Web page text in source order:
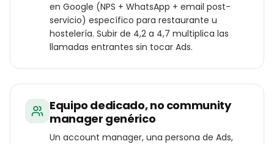
en Google (NPS + WhatsApp + email post-
servicio) específico para restaurante u
hostelería. Subir de 4,2 a 4,7 multiplica las
llamadas entrantes sin tocar Ads.
Equipo dedicado, no community
manager genérico
Un account manager, una persona de Ads,